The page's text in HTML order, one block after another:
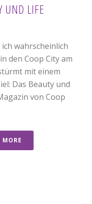
UND LIFE
wahrscheinlich
den Coop City am
mit einem
Das Beauty und
von Coop
MORE